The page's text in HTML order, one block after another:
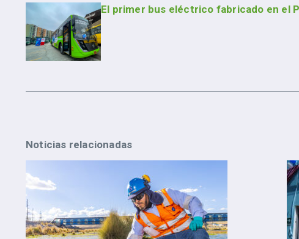
El primer bus eléctrico fabricado en el
Noticias relacionadas